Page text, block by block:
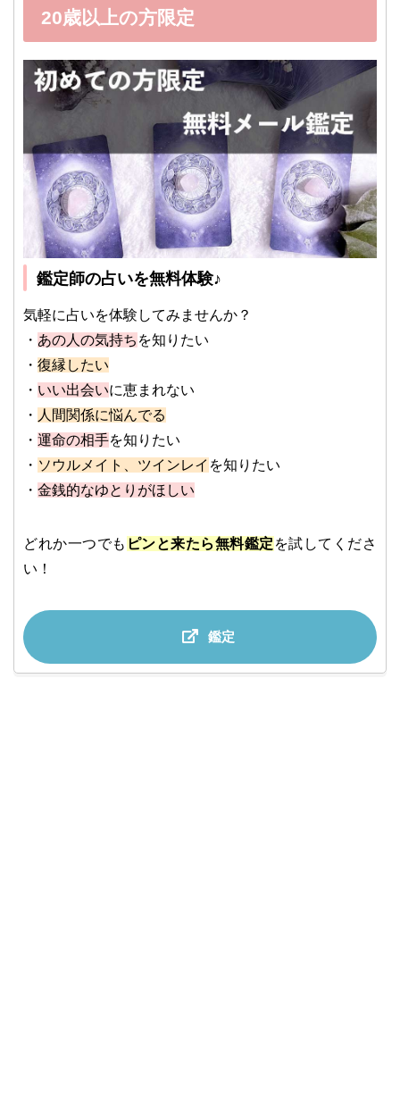
20歳以上の方限定
鑑定師の占いを無料体験♪
気軽に占いを体験してみませんか？
・ あの人の気持ち を知りたい
・ 復縁したい
・ いい出会いに恵まれない
・ 人間関係に悩んでる
・ 運命の相手を知りたい
・ ソウルメイト、ツインレイ を知りたい
・ 金銭的なゆとりがほしい
どれか一つでも ピンと来たら無料鑑定 を試してくださ
い！
鑑定